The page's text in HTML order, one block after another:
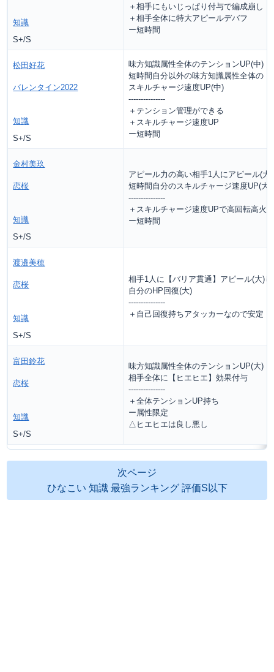
知識
S+/S
＋相手にもいじっぱり付与で編成崩し
＋相手全体に特大アピールデバフ
ー短時間
松田好花
バレンタイン2022
知識
S+/S
味方知識属性全体のテンションUP(中)
短時間自分以外の味方知識属性全体の
スキルチャージ速度UP(中)
---------------
＋テンション管理ができる
＋スキルチャージ速度UP
ー短時間
金村美玖
恋桜
知識
S+/S
アピール力の高い相手1人にアピール(大
短時間自分のスキルチャージ速度UP(大)
---------------
＋スキルチャージ速度UPで高回転高火
ー短時間
渡邉美穂
恋桜
知識
S+/S
相手1人に【バリア貫通】アピール(大)し
自分のHP回復(大)
---------------
＋自己回復持ちアタッカーなので安定
富田鈴花
恋桜
知識
S+/S
味方知識属性全体のテンションUP(大)
相手全体に【ヒエヒエ】効果付与
---------------
＋全体テンションUP持ち
ー属性限定
△ヒエヒエは良し悪し
次ページ
ひなこい 知識 最強ランキング 評価S以下